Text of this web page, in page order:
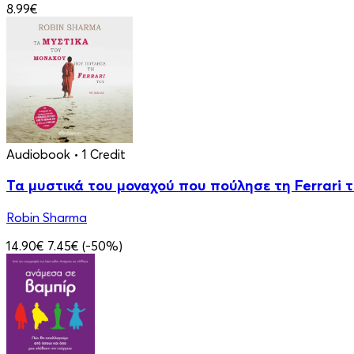
8.99€
Audiobook • 1 Credit
Τα μυστικά του μοναχού που πούλησε τη Ferrari
Robin Sharma
14.90€ 7.45€ (-50%)